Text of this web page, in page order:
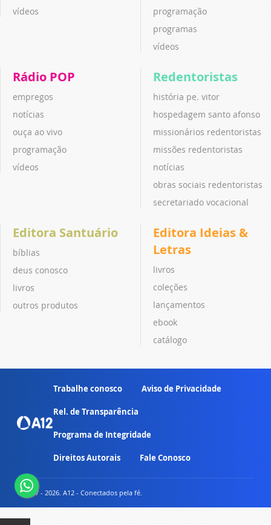
vídeos
programação
programas
vídeos
Rádio POP
empregos
notícias
ouça ao vivo
programação
vídeos
Redentoristas
história pe. vitor
hospedagem santo afonso
missionários redentoristas
missões redentoristas
notícias
obras sociais redentoristas
secretariado vocacional
Editora Santuário
bíblias
deus conosco
livros
outros produtos
Editora Ideias &
Letras
livros
coleções
lançamentos
ebook
catálogo
Trabalhe conosco Aviso de Privacidade
Rel. de Transparência
Programa de Integridade
Direitos Autorais Fale Conosco
© 2007 - 2026. A12 - Conectados pela fé.